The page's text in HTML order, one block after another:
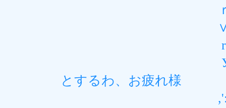
ｒｙ:!:::||／
∨|フ
r'７
とするわ、お疲れ様
,':::::::::::::::::／